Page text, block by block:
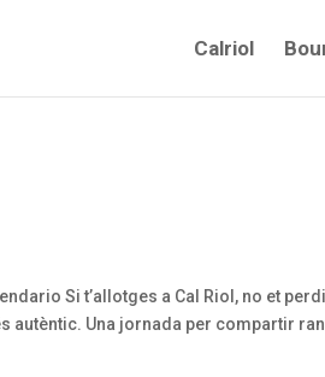
Calriol
Si t’allotges a Cal Riol, no et
autèntic. Una jornada per compartir